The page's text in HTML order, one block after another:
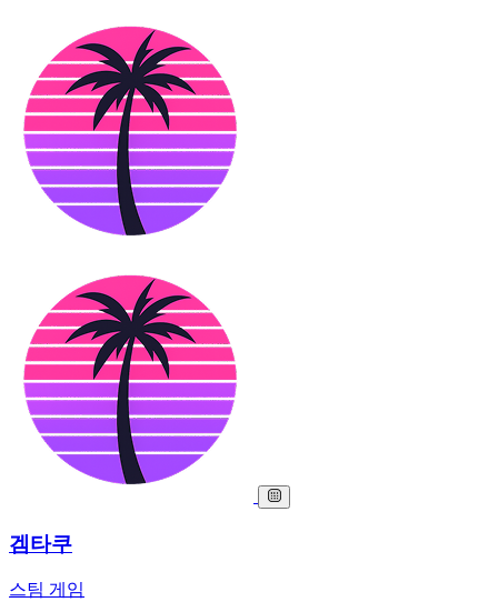
겜타쿠
스팀 게임